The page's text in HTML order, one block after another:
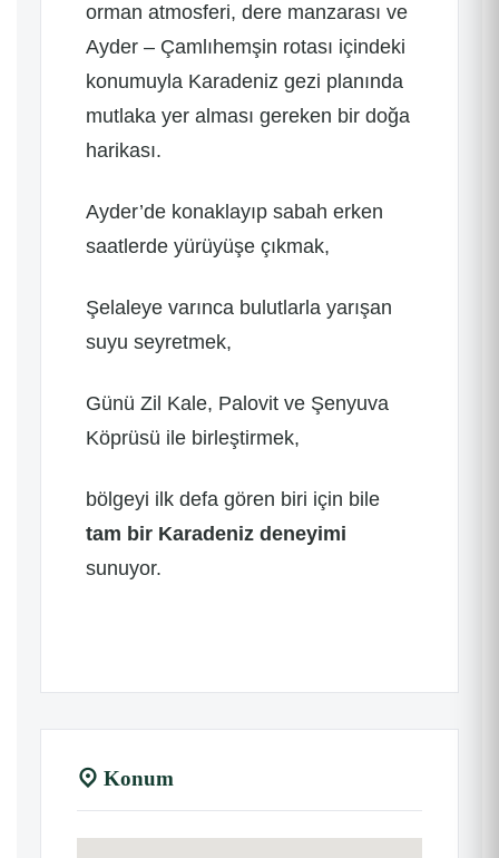
orman atmosferi, dere manzarası ve
Ayder – Çamlıhemşin rotası içindeki
konumuyla Karadeniz gezi planında
mutlaka yer alması gereken bir doğa
harikası.
Ayder’de konaklayıp sabah erken
saatlerde yürüyüşe çıkmak,
Şelaleye varınca bulutlarla yarışan
suyu seyretmek,
Günü Zil Kale, Palovit ve Şenyuva
Köprüsü ile birleştirmek,
bölgeyi ilk defa gören biri için bile
tam bir Karadeniz deneyimi
sunuyor.
Konum